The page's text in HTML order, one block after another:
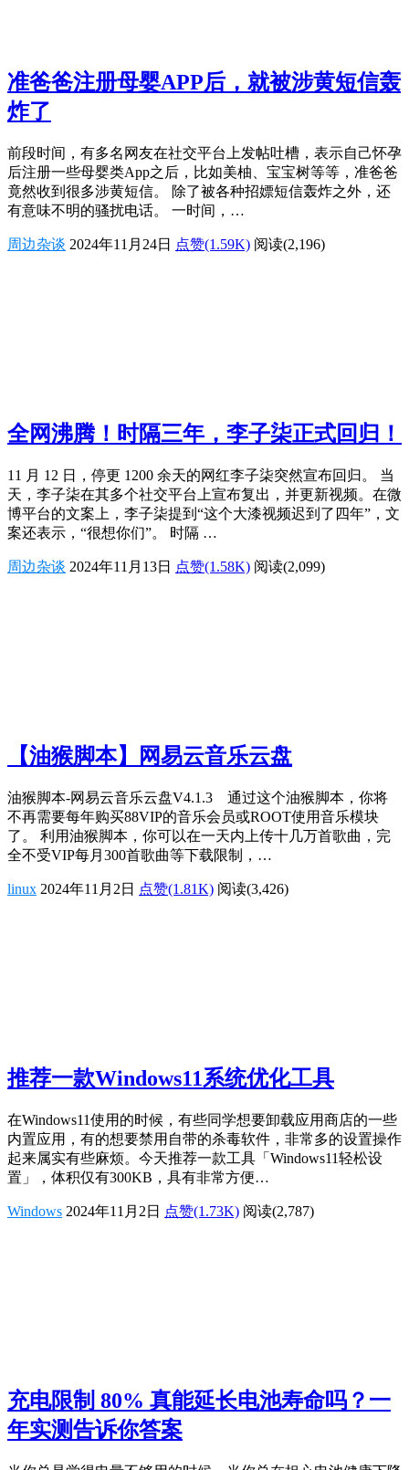
准爸爸注册母婴APP后，就被涉黄短信轰
炸了
前段时间，有多名网友在社交平台上发帖吐槽，表示自己怀孕
后注册一些母婴类App之后，比如美柚、宝宝树等等，准爸爸
竟然收到很多涉黄短信。 除了被各种招嫖短信轰炸之外，还
有意味不明的骚扰电话。 一时间，…
周边杂谈 2024年11月24日 点赞(1.59K) 阅读(2,196)
全网沸腾！时隔三年，李子柒正式回归！
11 月 12 日，停更 1200 余天的网红李子柒突然宣布回归。 当
天，李子柒在其多个社交平台上宣布复出，并更新视频。在微
博平台的文案上，李子柒提到“这个大漆视频迟到了四年”，文
案还表示，“很想你们”。 时隔 …
周边杂谈 2024年11月13日 点赞(1.58K) 阅读(2,099)
【油猴脚本】网易云音乐云盘
油猴脚本-网易云音乐云盘V4.1.3 通过这个油猴脚本，你将
不再需要每年购买88VIP的音乐会员或ROOT使用音乐模块
了。 利用油猴脚本，你可以在一天内上传十几万首歌曲，完
全不受VIP每月300首歌曲等下载限制，…
linux 2024年11月2日 点赞(1.81K) 阅读(3,426)
推荐一款Windows11系统优化工具
在Windows11使用的时候，有些同学想要卸载应用商店的一些
内置应用，有的想要禁用自带的杀毒软件，非常多的设置操作
起来属实有些麻烦。今天推荐一款工具「Windows11轻松设
置」，体积仅有300KB，具有非常方便…
Windows 2024年11月2日 点赞(1.73K) 阅读(2,787)
充电限制 80% 真能延长电池寿命吗？一
年实测告诉你答案